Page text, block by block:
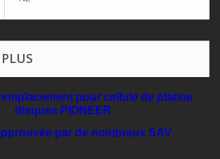
pour cellule de platine
disques PIONEER
par de nombreux SAV